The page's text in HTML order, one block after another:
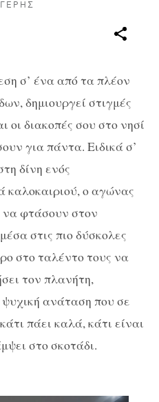
σ’ ένα από τα πλέον
δημιουργεί στιγμές
διακοπές σου στο νησί
για πάντα. Ειδικά σ’
δίνη ενός
καλοκαιριού, ο αγώνας
φτάσουν στον
στις πιο δύσκολες
στο ταλέντο τους να
τον πλανήτη,
ψυχική ανάταση που σε
πάει καλά, κάτι είναι
στο σκοτάδι.